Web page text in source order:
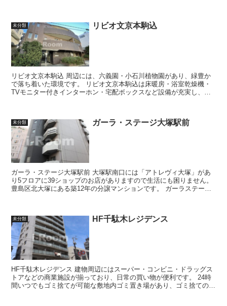
未分類 リビオ文京本駒込
リビオ文京本駒込 周辺には、六義園・小石川植物園があり、緑豊か
で落ち着いた環境です。 リビオ文京本駒込は床暖房・浴室乾燥機・
TVモニター付きインターホン・宅配ボックスなど設備が充実し、快
未分類 ガーラ・ステージ大塚駅前
ガーラ・ステージ大塚駅前 大塚駅南口には「アトレヴィ大塚」があ
り5フロアに39ショップのお店がありますので生活にも困りません。
豊島区北大塚にある築12年の分譲マンションです。 ガーラステージ
未分類 HF千駄木レジデンス
HF千駄木レジデンス 建物周辺にはスーパー・コンビニ・ドラッグス
トアなどの商業施設が揃っており、日常の買い物が便利です。 24時
間いつでもゴミ捨てが可能な敷地内ゴミ置き場があり、ゴミ捨てのタ